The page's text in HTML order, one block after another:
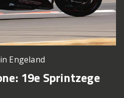
Engeland
19e Sprintzege